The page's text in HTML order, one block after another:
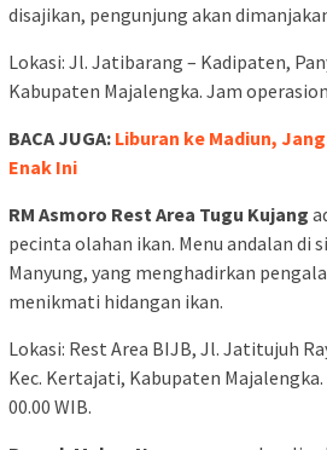
disajikan, pengunjung akan
Lokasi: Jl. Jatibarang – Kadipaten,
Kabupaten Majalengka. Jam
BACA JUGA: Liburan ke Madiun,
Enak Ini
RM Asmoro Rest Area Tugu Kujang
pecinta olahan ikan. Menu andalan di
Manyung, yang menghadirkan
menikmati hidangan ikan.
Lokasi: Rest Area BIJB, Jl. Jatitujuh
Kec. Kertajati, Kabupaten
00.00 WIB.